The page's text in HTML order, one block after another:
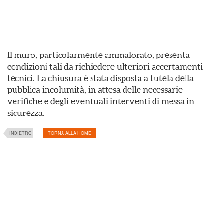
Il muro, particolarmente ammalorato, presenta
condizioni tali da richiedere ulteriori accertamenti
tecnici. La chiusura è stata disposta a tutela della
pubblica incolumità, in attesa delle necessarie
verifiche e degli eventuali interventi di messa in
sicurezza.
INDIETRO TORNA ALLA HOME